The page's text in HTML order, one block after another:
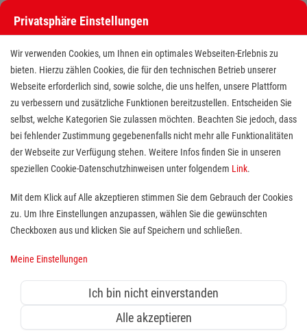
Pflegestudium (m/w/d)
Semesterstart 1. September
Standort(e):Flensburg
Pflegestudium (m/w/d)
Semesterstart 1. September
Studium absolvieren? Dann bist Du bei uns genau
richtig! Wir suchen Dich für ein Pflegestudium zum 1.
September. Dich erwarten 7 spannende Semester (ggf.
mit Ausbildung Verkürzung auf 5 Semester möglich).
simmulationsbezogene Ausbildung wird an der
Hochschule Flensburg absolviert. Der praktische Teil
der hochschulischen Ausbildung findet im MMalteser
Privatsphäre Einstellungen
Wir verwenden Cookies, um Ihnen ein optimales Webseiten-Erlebnis zu
bieten. Hierzu zählen Cookies, die für den technischen Betrieb unserer
Webseite erforderlich sind, sowie solche, die uns helfen, unsere Plattform
zu verbessern und zusätzliche Funktionen bereitzustellen. Entscheiden Sie
selbst, welche Kategorien Sie zulassen möchten. Beachten Sie jedoch, dass
bei fehlender Zustimmung gegebenenfalls nicht mehr alle Funktionalitäten
der Webseite zur Verfügung stehen. Weitere Infos finden Sie in unseren
speziellen Cookie-Datenschutzhinweisen unter folgendem Link.
Mit dem Klick auf Alle akzeptieren stimmen Sie dem Gebrauch der Cookies
zu. Um Ihre Einstellungen anzupassen, wählen Sie die gewünschten
Checkboxen aus und klicken Sie auf Speichern und schließen.
Meine Einstellungen
Ich bin nicht einverstanden
Alle akzeptieren